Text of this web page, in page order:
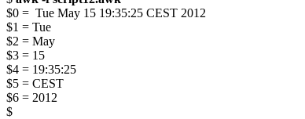
$0 = Tue May 15 19:35:25 CEST 2012
$1 = Tue
$2 = May
$3 = 15
$4 = 19:35:25
$5 = CEST
$6 = 2012
$